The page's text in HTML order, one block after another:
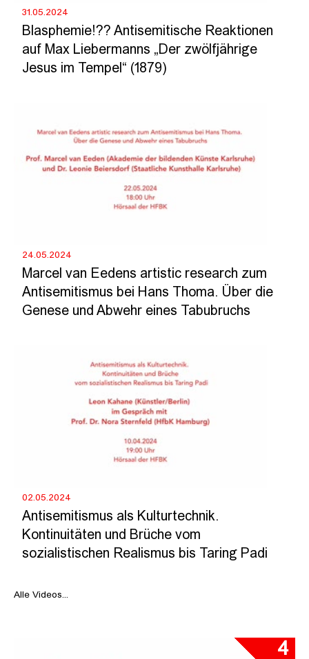
31.05.2024
Blasphemie!?? Antisemitische Reaktionen
auf Max Liebermanns „Der zwölfjährige
Jesus im Tempel“ (1879)
24.05.2024
Marcel van Eedens artistic research zum
Antisemitismus bei Hans Thoma. Über die
Genese und Abwehr eines Tabubruchs
02.05.2024
Antisemitismus als Kulturtechnik.
Kontinuitäten und Brüche vom
sozialistischen Realismus bis Taring Padi
Alle Videos...
4